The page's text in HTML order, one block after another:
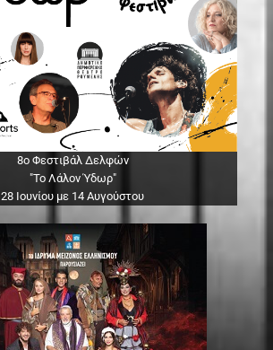
8ο Φεστιβάλ Δελφών
"Το Λάλον Ύδωρ"
28 Ιουνίου με 14 Αυγούστου